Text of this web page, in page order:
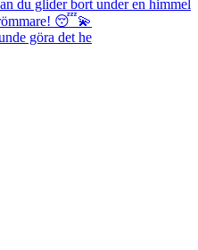
göra det he